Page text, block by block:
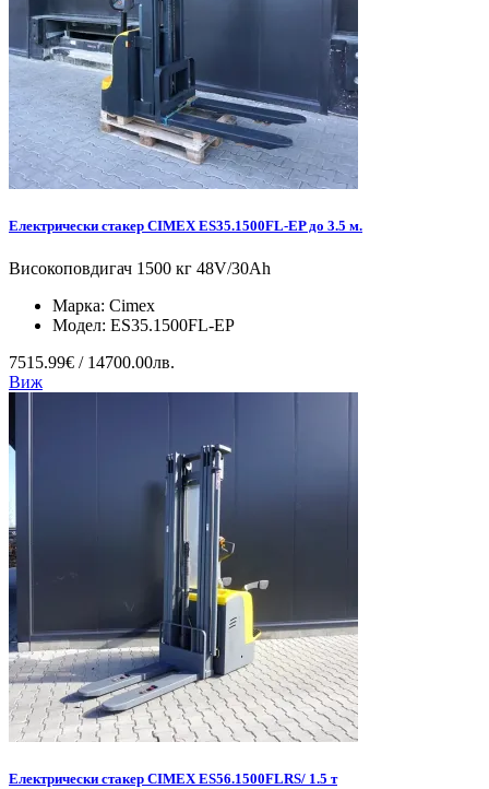
Електрически стакер CIMEX ES35.1500FL-EP до 3.5 м.
Високоповдигач 1500 кг 48V/30Ah
Марка: Cimex
Модел: ES35.1500FL-EP
7515.99€ / 14700.00лв.
Виж
Електрически стакер CIMEX ES56.1500FLRS/ 1.5 т